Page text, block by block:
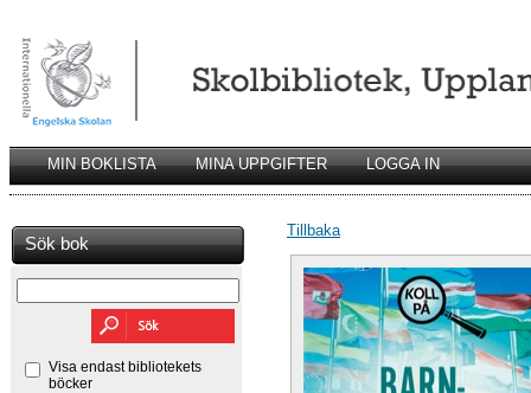
MIN BOKLISTA MINA UPPGIFTER LOGGA IN
Sök bok
Visa endast bibliotekets
böcker
Tillbaka